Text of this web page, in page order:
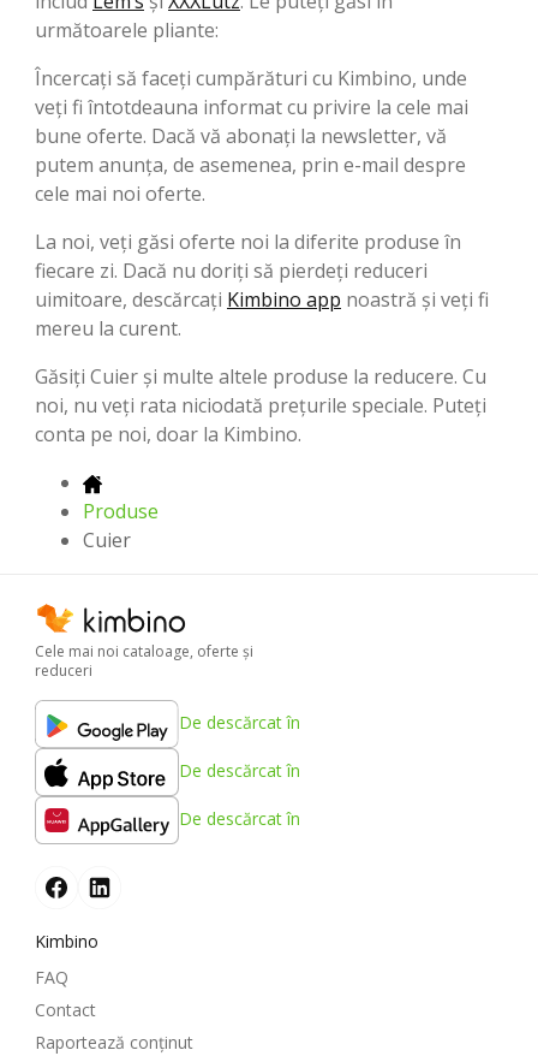
următoarele pliante:
Încercați să faceți cumpărături cu Kimbino, unde
veți fi întotdeauna informat cu privire la cele mai
bune oferte. Dacă vă abonați la newsletter, vă
putem anunța, de asemenea, prin e-mail despre
cele mai noi oferte.
La noi, veți găsi oferte noi la diferite produse în
fiecare zi. Dacă nu doriți să pierdeți reduceri
uimitoare, descărcați Kimbino app noastră și veți fi
mereu la curent.
Găsiți Cuier și multe altele produse la reducere. Cu
noi, nu veți rata niciodată preţurile speciale. Puteți
conta pe noi, doar la Kimbino.
Produse
Cuier
Cele mai noi cataloage, oferte şi
reduceri
De descărcat în
De descărcat în
De descărcat în
Kimbino
FAQ
Contact
Raportează conținut